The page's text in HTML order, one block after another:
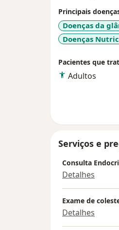
Principais
Doenças da
Doenças
Pacientes que
Adultos
Serviços e
Consulta
Detalhes
Exame de
Detalhes